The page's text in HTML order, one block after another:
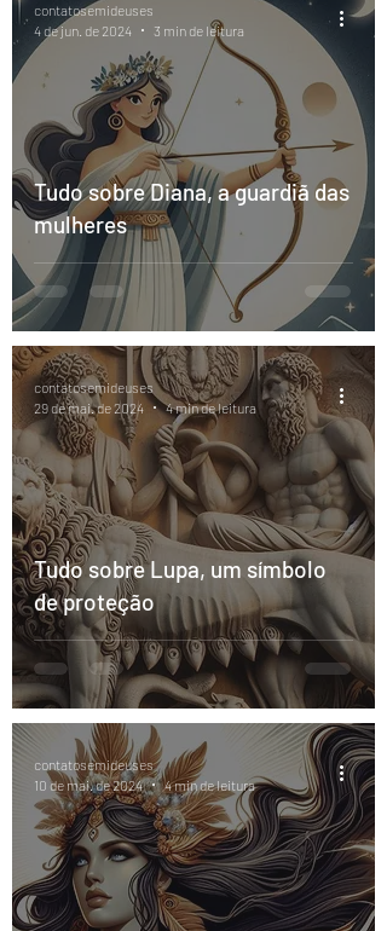
Tudo sobre Diana, a guardiã das
mulheres
contatosemideuses
4 de jun. de 2024
3 min de leitura
Tudo sobre Lupa, um símbolo
de proteção
contatosemideuses
29 de mai. de 2024
4 min de leitura
contatosemideuses
10 de mai. de 2024
4 min de leitura